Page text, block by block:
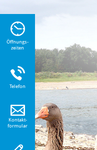
Öffnungs-
zeiten
Telefon
Kontakt-
formular
Sie
zu